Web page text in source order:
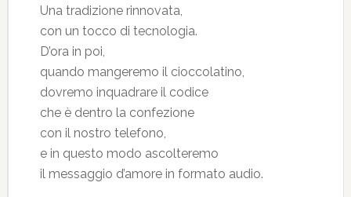
Una tradizione rinnovata,
con un tocco di tecnologia.
D’ora in poi,
quando mangeremo il cioccolatino,
dovremo inquadrare il codice
che è dentro la confezione
con il nostro telefono,
e in questo modo ascolteremo
il messaggio d’amore in formato audio.